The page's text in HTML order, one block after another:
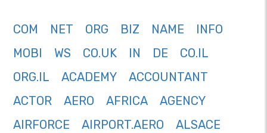
COM NET ORG BIZ NAME
INFO
MOBI
WS CO.UK IN DE
CO.IL
ORG.IL
ACADEMY
ACCOUNTANT
ACTOR
AERO AFRICA
AGENCY
AIRFORCE
AIRPORT.AERO
ALSACE